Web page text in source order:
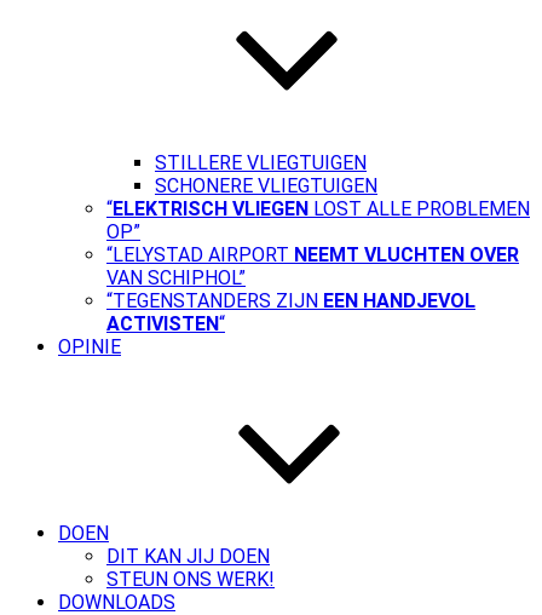
STILLERE VLIEGTUIGEN
SCHONERE VLIEGTUIGEN
“ELEKTRISCH VLIEGEN LOST ALLE PROBLEMEN
OP”
“LELYSTAD AIRPORT NEEMT VLUCHTEN OVER
VAN SCHIPHOL”
“TEGENSTANDERS ZIJN EEN HANDJEVOL
ACTIVISTEN“
OPINIE
DOEN
DIT KAN JIJ DOEN
STEUN ONS WERK!
DOWNLOADS